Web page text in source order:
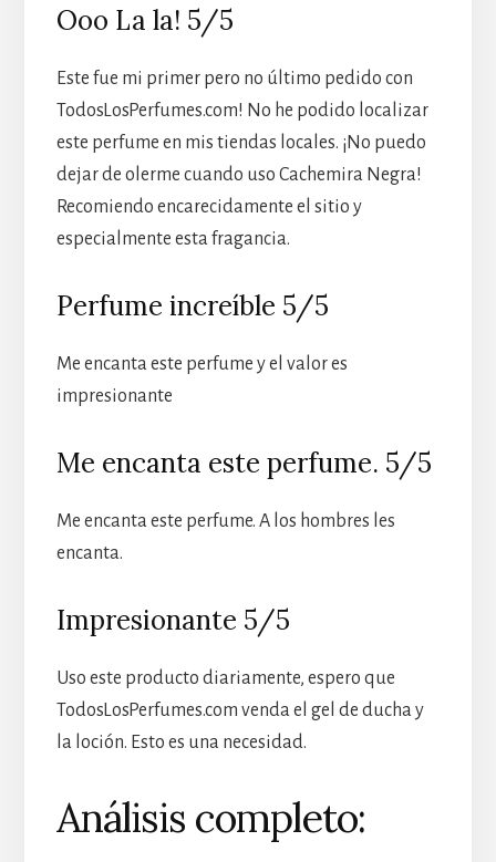
Ooo La la! 5/5
Este fue mi primer pero no último pedido con
TodosLosPerfumes.com! No he podido localizar
este perfume en mis tiendas locales. ¡No puedo
dejar de olerme cuando uso Cachemira Negra!
Recomiendo encarecidamente el sitio y
especialmente esta fragancia.
Perfume increíble 5/5
Me encanta este perfume y el valor es
impresionante
Me encanta este perfume. 5/5
Me encanta este perfume. A los hombres les
encanta.
Impresionante 5/5
Uso este producto diariamente, espero que
TodosLosPerfumes.com venda el gel de ducha y
la loción. Esto es una necesidad.
Análisis completo: